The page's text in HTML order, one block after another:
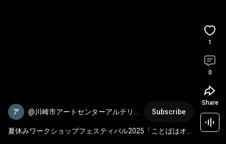
@川崎市アートセンターアルテリ
Subscribe
夏休みワークショップフェスティバル2025「ことばはオモ
1
0
Share